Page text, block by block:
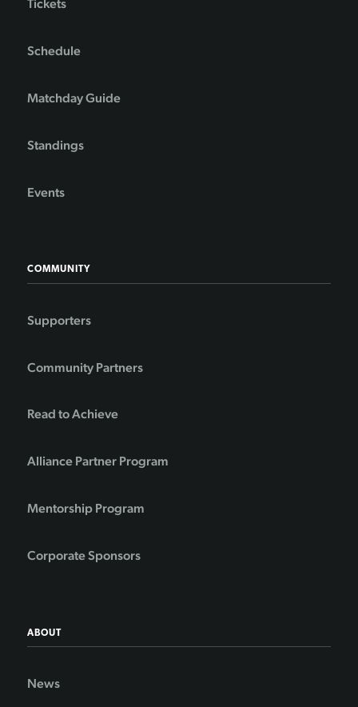
Tickets
Schedule
Matchday Guide
Standings
Events
COMMUNITY
Supporters
Community Partners
Read to Achieve
Alliance Partner Program
Mentorship Program
Corporate Sponsors
ABOUT
News